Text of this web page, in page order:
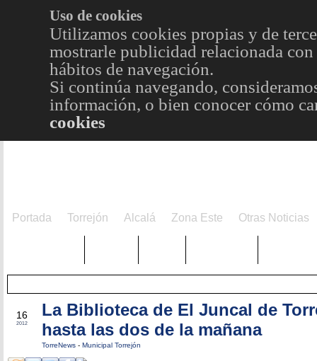
Uso de cookies
Utilizamos cookies propias y de
mostrarle publicidad relacionada
hábitos de navegación.
Si continúa navegando,
información, o bien conocer cómo
cookies
Portada Torrejón Alcalá Zona Este Otras Noticias
16
2012
La Biblioteca de El Juncal de
hasta las dos de la mañana
TorreNews - Municipal Torrejón